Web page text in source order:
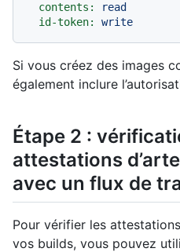
contents:
read
id-token:
write
Si vous créez des images
également inclure
Étape 2 :
attestations
avec un flux de
Pour vérifier les
vos builds, vous pouvez